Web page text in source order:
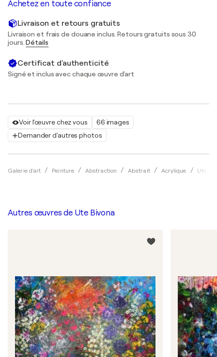
Voir l'œuvre chez vous
66 images
Demander d'autres photos
Galerie d'art Peinture Abstraction Abstrait Acrylique Ute
Achetez en toute confiance
Livraison et retours gratuits
Livraison et frais de douane inclus. Retours gratuits sous 30
jours.Détails
Certificat d'authenticité
Signé et inclus avec chaque œuvre d'art
Autres œuvres de Ute Bivona